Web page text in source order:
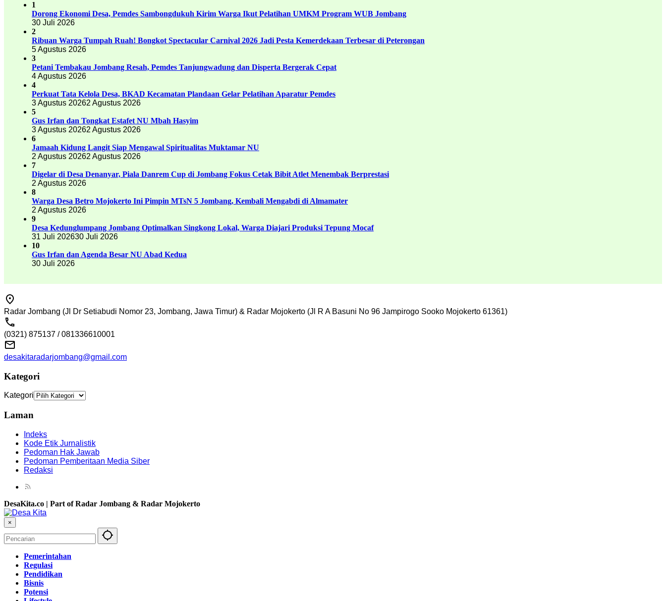
1
Dorong Ekonomi Desa, Pemdes Sambongdukuh Kirim Warga Ikut Pelatihan UMKM Program WUB Jombang
30 Juli 2026
2
Ribuan Warga Tumpah Ruah! Bongkot Spectacular Carnival 2026 Jadi Pesta Kemerdekaan Terbesar di Peterongan
5 Agustus 2026
3
Petani Tembakau Jombang Resah, Pemdes Tanjungwadung dan Disperta Bergerak Cepat
4 Agustus 2026
4
Perkuat Tata Kelola Desa, BKAD Kecamatan Plandaan Gelar Pelatihan Aparatur Pemdes
3 Agustus 20262 Agustus 2026
5
Gus Irfan dan Tongkat Estafet NU Mbah Hasyim
3 Agustus 20262 Agustus 2026
6
Jamaah Kidung Langit Siap Mengawal Spiritualitas Muktamar NU
2 Agustus 20262 Agustus 2026
7
Digelar di Desa Denanyar, Piala Danrem Cup di Jombang Fokus Cetak Bibit Atlet Menembak Berprestasi
2 Agustus 2026
8
Warga Desa Betro Mojokerto Ini Pimpin MTsN 5 Jombang, Kembali Mengabdi di Almamater
2 Agustus 2026
9
Desa Kedunglumpang Jombang Optimalkan Singkong Lokal, Warga Diajari Produksi Tepung Mocaf
31 Juli 202630 Juli 2026
10
Gus Irfan dan Agenda Besar NU Abad Kedua
30 Juli 2026
Radar Jombang (Jl Dr Setiabudi Nomor 23, Jombang, Jawa Timur) & Radar Mojokerto (Jl R A Basuni No 96 Jampirogo Sooko Mojokerto 61361)
(0321) 875137 / 081336610001
desakitaradarjombang@gmail.com
Kategori
Kategori
Laman
Indeks
Kode Etik Jurnalistik
Pedoman Hak Jawab
Pedoman Pemberitaan Media Siber
Redaksi
DesaKita.co | Part of Radar Jombang & Radar Mojokerto
×
Pemerintahan
Regulasi
Pendidikan
Bisnis
Potensi